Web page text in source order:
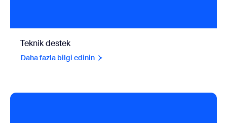
Teknik destek
Daha fazla bilgi edinin